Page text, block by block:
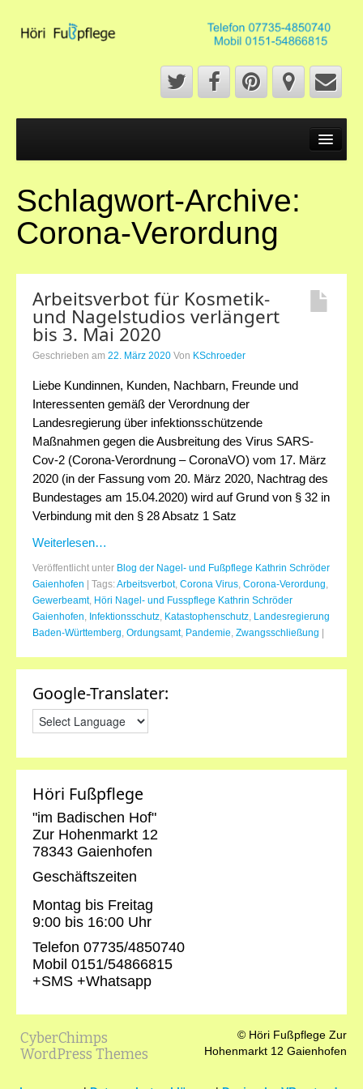
Fußpflege
French Pediküre
Naildesign
Maniküre
Über mich
Preise
Kontakt
Schlagwort-Archive:
Corona-Verordung
Arbeitsverbot für Kosmetik-
und Nagelstudios verlängert
bis 3. Mai 2020
Geschrieben am 22. März 2020 Von KSchroeder
Liebe Kundinnen, Kunden, Nachbarn, Freunde und
Interessenten gemäß der Verordnung der
Landesregierung über infektionsschützende
Maßnahmen gegen die Ausbreitung des Virus SARS-
Cov-2 (Corona-Verordnung – CoronaVO) vom 17. März
2020 (in der Fassung vom 20. März 2020, Nachtrag des
Bundestages am 15.04.2020) wird auf Grund von § 32 in
Verbindung mit den § 28 Absatz 1 Satz
Weiterlesen…
Veröffentlicht unter Blog der Nagel- und Fußpflege Kathrin Schröder
Gaienhofen
Tags:Arbeitsverbot, Corona Virus, Corona-Verordung,
Gewerbeamt, Höri Nagel- und Fusspflege Kathrin Schröder
Gaienhofen, Infektionsschutz, Katastophenschutz, Landesregierung
Baden-Württemberg, Ordungsamt, Pandemie, Zwangsschließung
Google-Translater:
Höri Fußpflege
"im Badischen Hof"
Zur Hohenmarkt 12
78343 Gaienhofen
Geschäftszeiten
Montag bis Freitag
9:00 bis 16:00 Uhr
Telefon 07735/4850740
Mobil 0151/54866815
+SMS +Whatsapp
CyberChimps
WordPress Themes
© Höri Fußpflege Zur
Hohenmarkt 12 Gaienhofen